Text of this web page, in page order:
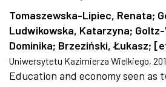
Tomaszewska-Lipiec, Renata;
Ludwikowska, Katarzyna;
Dominika; Brzeziński, Łukasz;
Uniwersytetu Kazimierza Wielkiego,
Education and economy seen as